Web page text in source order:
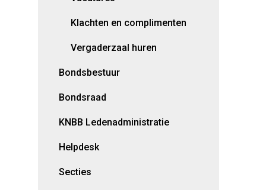
Klachten en complimenten
Vergaderzaal huren
Bondsbestuur
Bondsraad
KNBB Ledenadministratie
Helpdesk
Secties